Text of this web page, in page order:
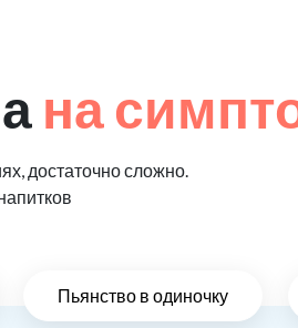
на
достаточно сложно.
Пьянство в одиночку